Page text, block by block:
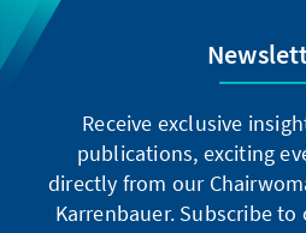
Receive exclusive
publications, exciting
directly from our
Karrenbauer. Subscribe